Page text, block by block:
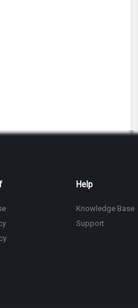
Help
Knowledge Base
Support